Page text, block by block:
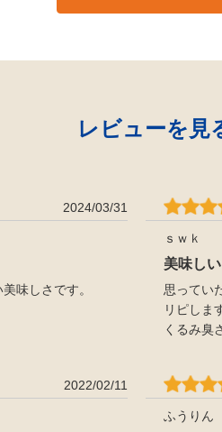
レビューを見
2024/03/31
味しさです。
ｓｗｋ
美味しい
思ってい
リピしま
くるみ臭
2022/02/11
ふうりん